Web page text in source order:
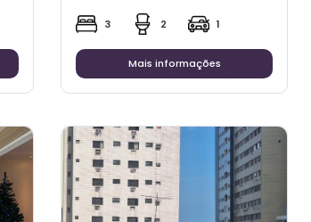
3 2 1
Mais informações